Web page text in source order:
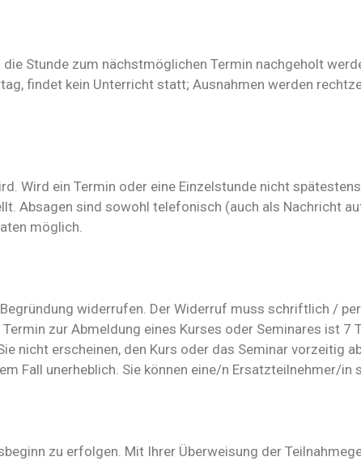
Stunde zum nächstmöglichen Termin nachgeholt
findet kein Unterricht statt; Ausnahmen werden
Wird ein Termin oder eine Einzelstunde nicht
Absagen sind sowohl telefonisch (auch als Nachricht
möglich.
widerrufen. Der Widerruf muss schriftlich /
zur Abmeldung eines Kurses oder Seminares ist 7
nicht erscheinen, den Kurs oder das Seminar vorzeitig
Fall unerheblich. Sie können eine/n Ersatzteilnehmer/in
zu erfolgen. Mit Ihrer Überweisung der